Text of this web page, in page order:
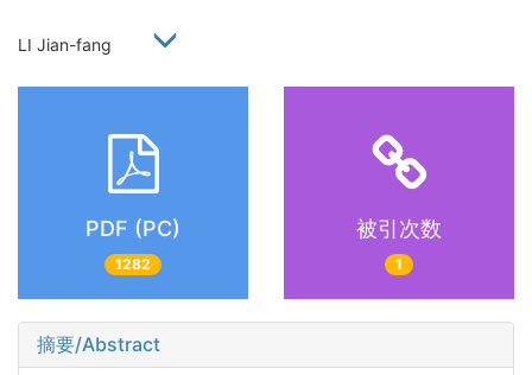
LI Jian-fang
PDF (PC)
1282
被引次数
1
摘要/Abstract